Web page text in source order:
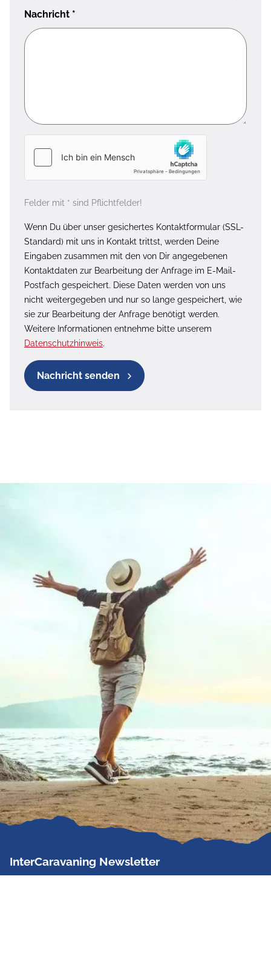
Nachricht *
Felder mit * sind Pflichtfelder!
Wenn Du über unser gesichertes Kontaktformular (SSL-
Standard) mit uns in Kontakt trittst, werden Deine
Eingaben zusammen mit den von Dir angegebenen
Kontaktdaten zur Bearbeitung der Anfrage im E-Mail-
Postfach gespeichert. Diese Daten werden von uns
nicht weitergegeben und nur so lange gespeichert, wie
sie zur Bearbeitung der Anfrage benötigt werden.
Weitere Informationen entnehme bitte unserem
Datenschutzhinweis.
Nachricht senden
InterCaravaning Newsletter